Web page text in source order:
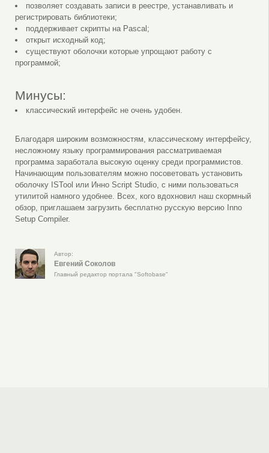
позволяет создавать записи в реестре, устанавливать и
регистрировать библиотеки;
поддерживает скрипты на Pascal;
открыт исходный код;
существуют оболочки которые упрощают работу с
программой;
Минусы:
классический интерфейс не очень удобен.
Благодаря широким возможностям, классическому интерфейсу,
несложному языку программирования рассматриваемая
программа заработала высокую оценку среди программистов.
Начинающим пользователям можно посоветовать установить
оболочку ISTool или Инно Script Studio, с ними пользоваться
утилитой намного удобнее. Всех, кого вдохновил наш скормный
обзор, приглашаем загрузить бесплатно русскую версию Inno
Setup Compiler.
Автор:
Евгений Соколов
Главный редактор портала "Softobase"